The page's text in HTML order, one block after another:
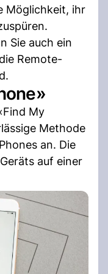
Möglichkeit, ihr
Sie auch ein
Remote-
My
Methode
an. Die
auf einer